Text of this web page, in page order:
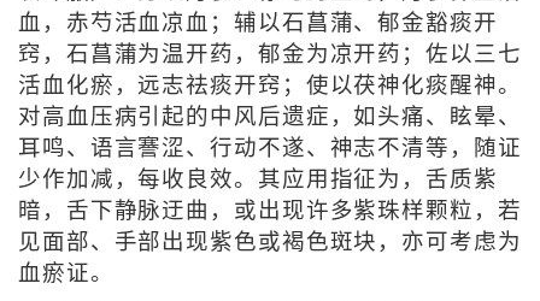
血，赤芍活血凉血；辅以石菖蒲、郁金豁痰开
窍，石菖蒲为温开药，郁金为凉开药；佐以三七
活血化瘀，远志祛痰开窍；使以茯神化痰醒神。
对高血压病引起的中风后遗症，如头痛、眩晕、
耳鸣、语言謇涩、行动不遂、神志不清等，随证
少作加减，每收良效。其应用指征为，舌质紫
暗，舌下静脉迂曲，或出现许多紫珠样颗粒，若
见面部、手部出现紫色或褐色斑块，亦可考虑为
血瘀证。